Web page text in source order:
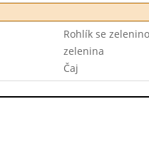
Rohlík se
zelenina
Čaj